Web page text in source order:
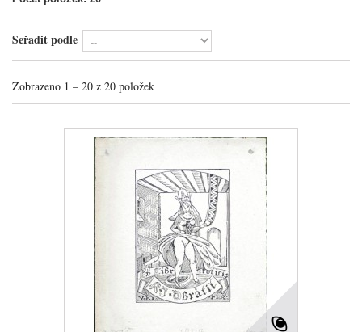
Seřadit podle
Zobrazeno 1 – 20 z 20 položek